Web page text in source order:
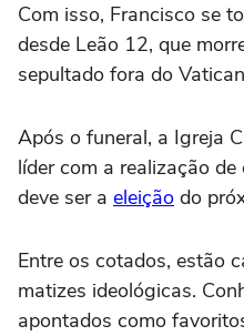
Com isso, Francisco se
desde Leão 12, que
sepultado fora do
Após o funeral, a Igreja
líder com a realização
deve ser a eleição do
Entre os cotados, estão
matizes ideológicas.
apontados como